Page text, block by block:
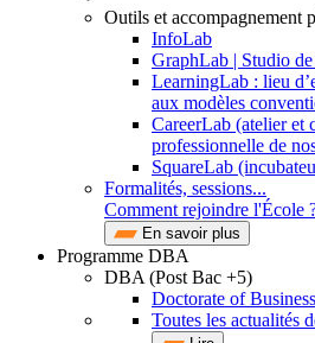
Outils et accompagnement
InfoLab
GraphLab | Studio
LearningLab : lieu
aux modèles
CareerLab (atelier et
professionnelle de
SquareLab
Formalités, sessions...
Comment rejoindre l'École
En savoir plus
Programme DBA
DBA (Post Bac +5)
Doctorate of
Toutes les actualités